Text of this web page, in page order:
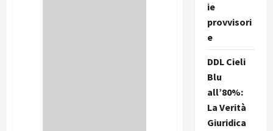
ie
provvisori
e
DDL Cieli
Blu
all’80%:
La Verità
Giuridica